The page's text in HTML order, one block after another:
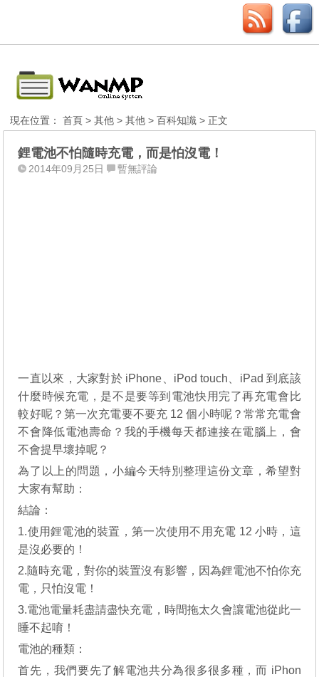
現在位置：首頁 >其他 >其他 >百科知識 > 正文
鋰電池不怕隨時充電，而是怕沒電！
2014年09月25日 暫無評論
一直以來，大家對於 iPhone、iPod touch、iPad 到底該
什麼時候充電，是不是要等到電池快用完了再充電會比
較好呢？第一次充電要不要充 12 個小時呢？常常充電會
不會降低電池壽命？我的手機每天都連接在電腦上，會
不會提早壞掉呢？
為了以上的問題，小編今天特別整理這份文章，希望對
大家有幫助：
結論：
1.使用鋰電池的裝置，第一次使用不用充電 12 小時，這
是沒必要的！
2.隨時充電，對你的裝置沒有影響，因為鋰電池不怕你充
電，只怕沒電！
3.電池電量耗盡請盡快充電，時間拖太久會讓電池從此一
睡不起唷！
電池的種類：
首先，我們要先了解電池共分為很多很多種，而 iPhon